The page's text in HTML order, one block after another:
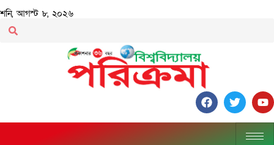
শনি, আগস্ট ৮, ২০২৬